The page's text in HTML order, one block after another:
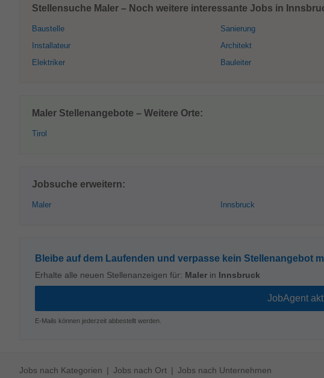
Stellensuche Maler – Noch weitere interessante Jobs in
Baustelle
Installateur
Elektriker
Sanierung
Architekt
Bauleiter
Maler Stellenangebote – Weitere Orte:
Tirol
Jobsuche erweitern:
Maler Innsbruck
Bleibe auf dem Laufenden und verpasse kein Stellenangebot
Erhalte alle neuen Stellenanzeigen für: Maler in Innsbruck
E-Mails können jederzeit abbestellt werden.
Jobs nach Kategorien Jobs nach Ort Jobs nach Unternehmen